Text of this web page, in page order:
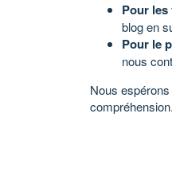
Pour
blog en
Pour le
nous
Nous
compréhension.